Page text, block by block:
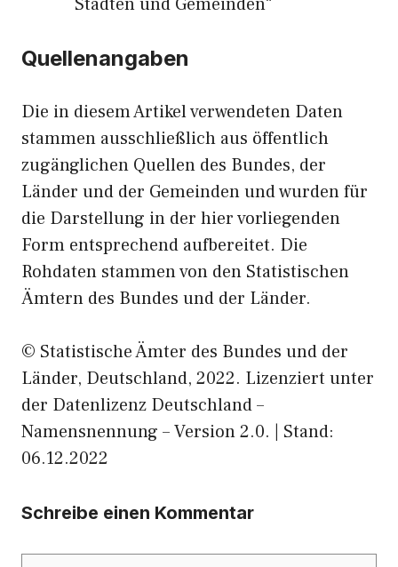
Quellenangaben
Die in diesem Artikel verwendeten Daten
stammen ausschließlich aus öffentlich
zugänglichen Quellen des Bundes, der
Länder und der Gemeinden und wurden für
die Darstellung in der hier vorliegenden
Form entsprechend aufbereitet. Die
Rohdaten stammen von den Statistischen
Ämtern des Bundes und der Länder.
© Statistische Ämter des Bundes und der
Länder, Deutschland, 2022. Lizenziert unter
der Datenlizenz Deutschland –
Namensnennung – Version 2.0. | Stand:
06.12.2022
Schreibe einen Kommentar